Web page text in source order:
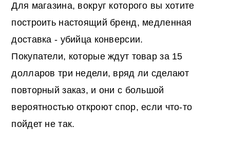
Для магазина, вокруг которого вы хотите
построить настоящий бренд, медленная
доставка - убийца конверсии.
Покупатели, которые ждут товар за 15
долларов три недели, вряд ли сделают
повторный заказ, и они с большой
вероятностью откроют спор, если что-то
пойдет не так.